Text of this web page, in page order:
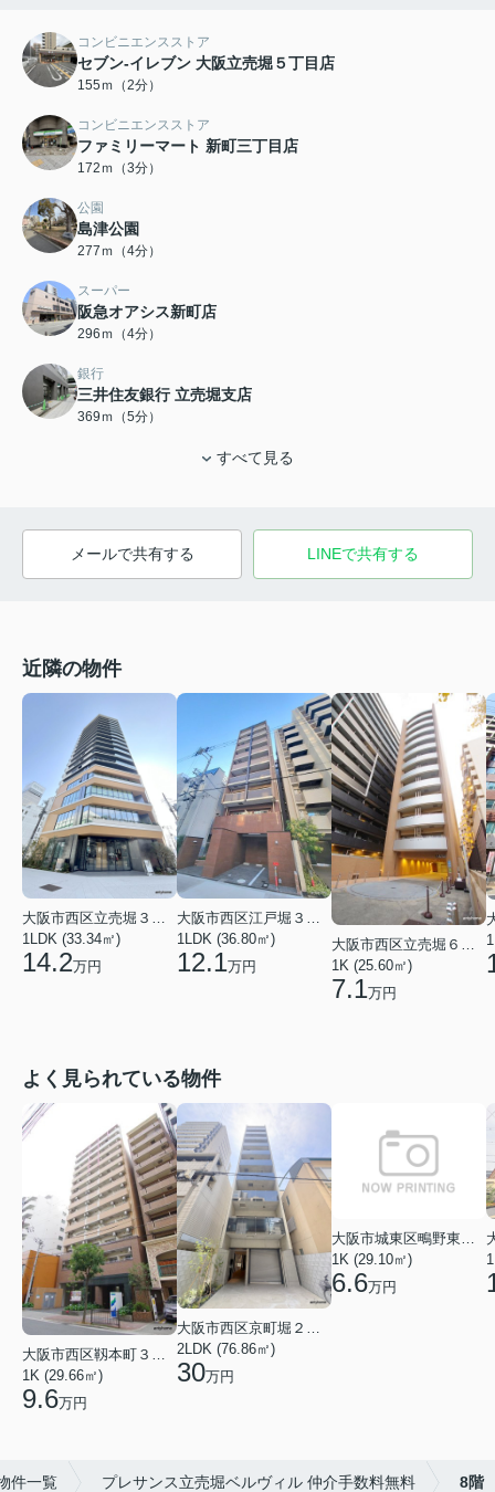
コンビニエンスストア
セブン-イレブン 大阪立売堀５丁目店
155ｍ（2分）
コンビニエンスストア
ファミリーマート 新町三丁目店
172ｍ（3分）
公園
島津公園
277ｍ（4分）
スーパー
阪急オアシス新町店
296ｍ（4分）
銀行
三井住友銀行 立売堀支店
369ｍ（5分）
すべて見る
メールで共有する LINEで共有する
近隣の物件
大阪市西区立売堀３丁目
1LDK (33.34㎡)
14.2万円
大阪市西区江戸堀３丁目
1LDK (36.80㎡)
12.1万円
1K (25.60㎡)
7.1万円
よく見られている物件
1K (29.66㎡)
9.6万円
大阪市西区京町堀２丁目
2LDK (76.86㎡)
30万円
1K (29.10㎡)
6.6万円
件一覧 プレサンス立売堀ベルヴィル 仲介手数料無料 8階